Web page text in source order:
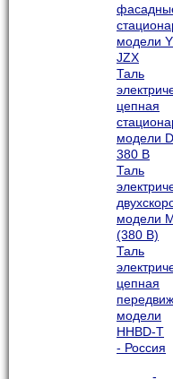
модели
JZX
Таль
цепная
модели
380 В
Таль
модели
(380 В)
Таль
цепная
модели
HHBD-T
- Россия